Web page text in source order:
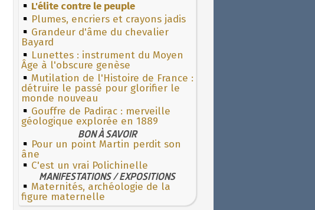
L'élite contre le peuple
Plumes, encriers et crayons jadis
Grandeur d'âme du chevalier
Bayard
Lunettes : instrument du Moyen
Âge à l'obscure genèse
Mutilation de l'Histoire de France :
détruire le passé pour glorifier le
monde nouveau
Gouffre de Padirac : merveille
géologique explorée en 1889
BON À SAVOIR
Pour un point Martin perdit son
âne
C'est un vrai Polichinelle
MANIFESTATIONS / EXPOSITIONS
Maternités, archéologie de la
figure maternelle